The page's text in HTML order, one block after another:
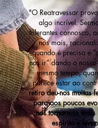
"O Reatravessar
algo incrível.
tolerantes connosco,
nos mais,
quando é preciso e
nos ir” dando o
mesmo tempo,
parece estar ao
retiro deu-nos muitas
para aos poucos
nos tornarmos
espírito e